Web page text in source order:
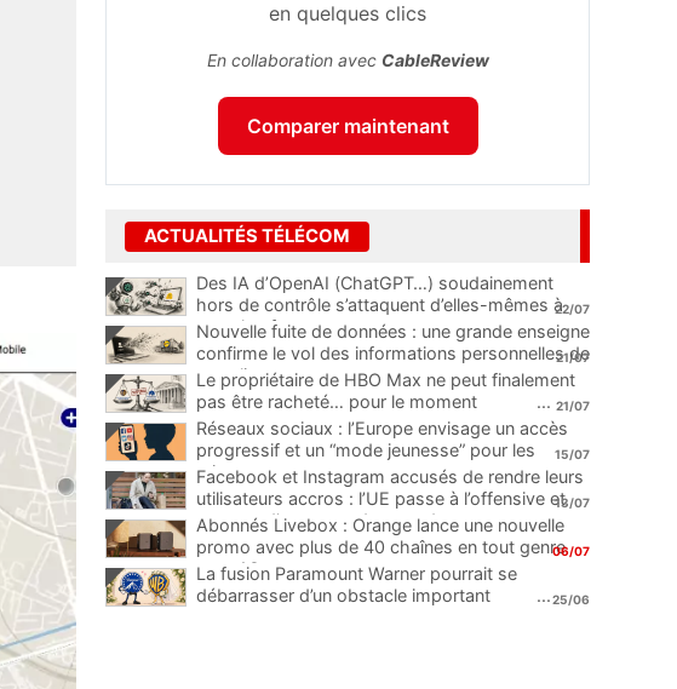
en quelques clics
En collaboration avec CableReview
Comparer maintenant
ACTUALITÉS TÉLÉCOM
Des IA d’OpenAI (ChatGPT…) soudainement
hors de contrôle s’attaquent d’elles-mêmes à
une plateforme
...
22/07
Nouvelle fuite de données : une grande enseigne
confirme le vol des informations personnelles de
ses clients
...
21/07
Le propriétaire de HBO Max ne peut finalement
pas être racheté… pour le moment
... 21/07
Réseaux sociaux : l’Europe envisage un accès
progressif et un “mode jeunesse” pour les
mineurs
...
15/07
Facebook et Instagram accusés de rendre leurs
utilisateurs accros : l’UE passe à l’offensive et
menace d’une amende record
...
13/07
Abonnés Livebox : Orange lance une nouvelle
promo avec plus de 40 chaînes en tout genre
pour 1€
06/07
La fusion Paramount Warner pourrait se
débarrasser d’un obstacle important
...25/06